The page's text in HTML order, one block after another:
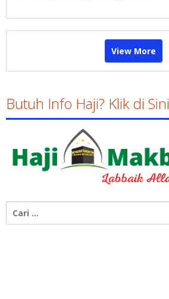
View More
Butuh Info Haji? Klik di Sini
untuk: